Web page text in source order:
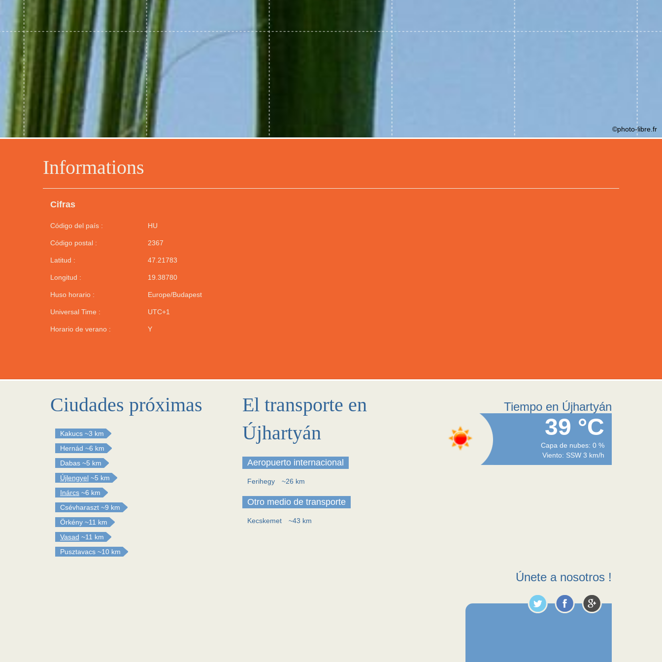
Informations
Cifras
Código del país : HU
Código postal : 2367
Latitud : 47.21783
Longitud : 19.38780
Huso horario : Europe/Budapest
Universal Time : UTC+1
Horario de verano : Y
©photo-libre.fr
Ciudades próximas
Kakucs ~3 km
Hernád ~6 km
Dabas ~5 km
Újlengyel ~5 km
Inárcs ~6 km
Csévharaszt ~9 km
Örkény ~11 km
Vasad ~11 km
Pusztavacs ~10 km
El transporte en
Újhartyán
Aeropuerto internacional
Ferihegy ~26 km
Otro medio de transporte
Kecskemet ~43 km
Tiempo en Újhartyán
39 °C
Capa de nubes: 0 %
Viento: SSW 3 km/h
Únete a nosotros !